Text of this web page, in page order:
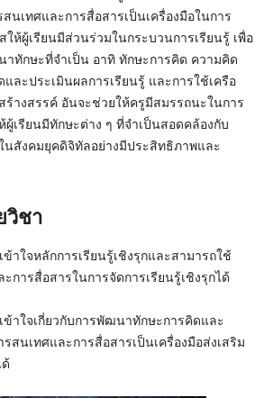
นเทศและการสื่อสารเป็นเครื่องมือในการ
ให้ผู้เรียนมีส่วนร่วมในกระบวนการเรียนรู้ เพื่อ
าทักษะที่จำเป็น อาทิ ทักษะการคิด ความคิด
และประเมินผลการเรียนรู้ และการใช้เครือ
างสรรค์ อันจะช่วยให้ครูมีสมรรถนะในการ
ผู้เรียนมีทักษะต่าง ๆ ที่จำเป็นสอดคล้องกับ
นสังคมยุคดิจิทัลอย่างมีประสิทธิภาพและ
วิชา
ข้าใจหลักการเรียนรู้เชิงรุกและสามารถใช้
การสื่อสารในการจัดการเรียนรู้เชิงรุกได้
ข้าใจเกี่ยวกับการพัฒนาทักษะการคิดและ
สนเทศและการสื่อสารเป็นเครื่องมือส่งเสริม